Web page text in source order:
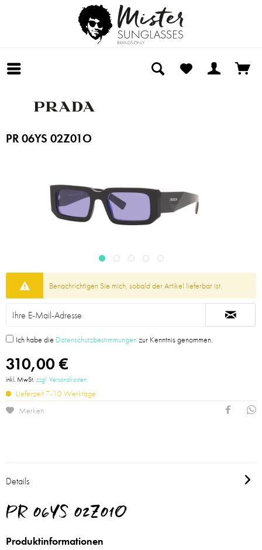
PR 06YS 02Z01O
Benachrichtigen Sie mich, sobald der Artikel lieferbar ist.
Ich habe die Datenschutzbestimmungenzur Kenntnis genommen.
310,00 €
inkl. MwSt.zzgl. Versandkosten
Lieferzeit 7-10 Werktage
Merken
Details
PR 06YS 02Z01O
Produktinformationen